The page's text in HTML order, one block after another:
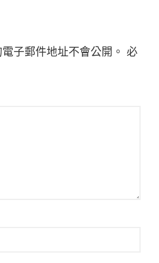
子郵件地址不會公開。 必